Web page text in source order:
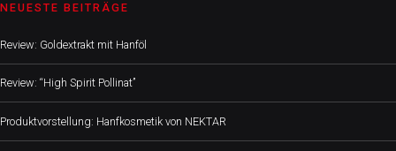
NEUESTE BEITRÄGE
Review: Goldextrakt mit Hanföl
Review: “High Spirit Pollinat”
Produktvorstellung: Hanfkosmetik von NEKTAR